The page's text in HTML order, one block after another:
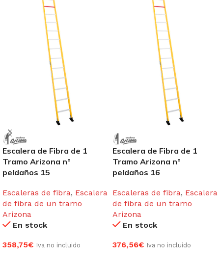
Escalera de Fibra de 1
Tramo Arizona n°
peldaños 15
Escaleras de fibra, Escalera
de fibra de un tramo
Arizona
En stock
358,75€ Iva no incluido
Escalera de Fibra de 1
Tramo Arizona n°
peldaños 16
Escaleras de fibra, Escalera
de fibra de un tramo
Arizona
En stock
376,56€ Iva no incluido